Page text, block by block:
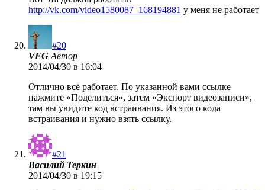
http://vk.com/video1580087_168194881 у меня не работает
#20
VEG Автор
2014/04/30 в 16:04
Отлично всё работает. По указанной вами ссылке
нажмите «Поделиться», затем «Экспорт видеозаписи»,
там вы увидите код встраивания. Из этого кода
встраивания и нужно взять ссылку.
#21
Василий Теркин
2014/04/30 в 19:15